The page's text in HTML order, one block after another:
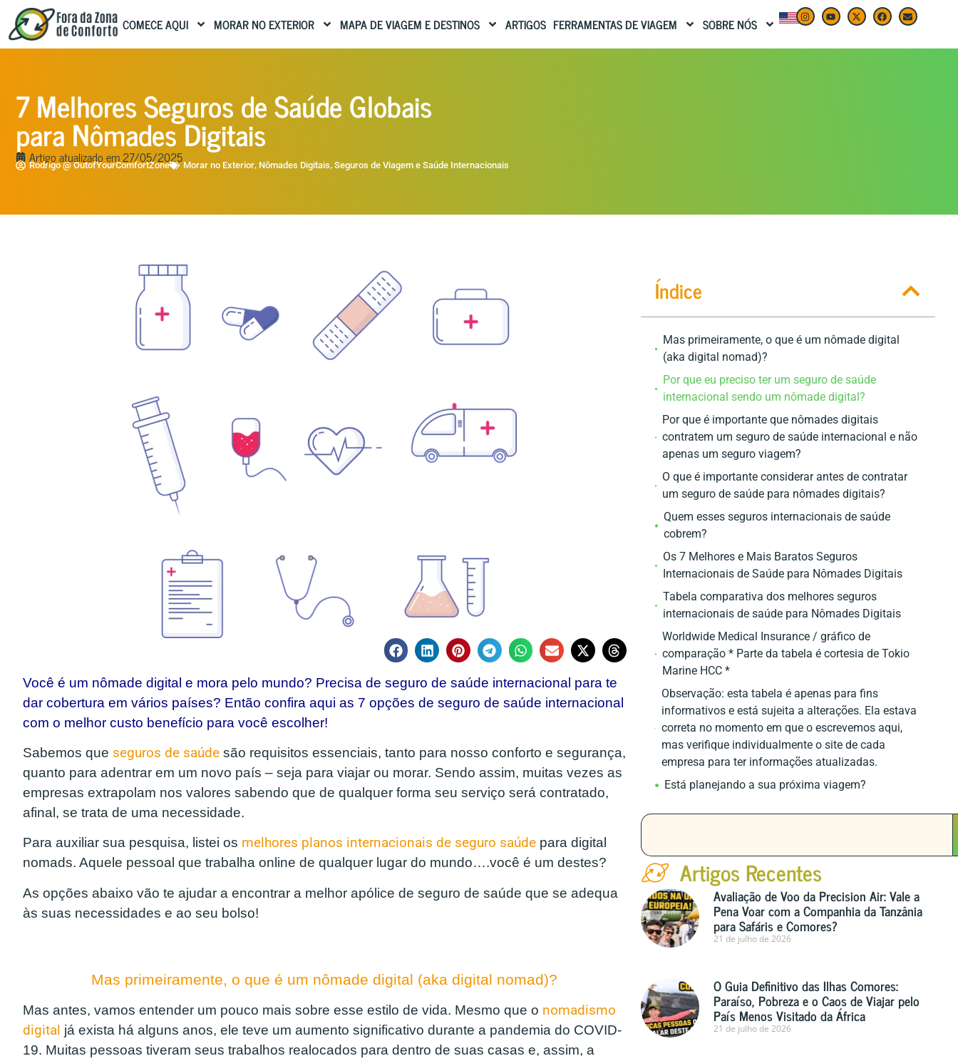
COMECE AQUI MORAR NO EXTERIOR MAPA DE VIAGEM E DESTINOS ARTIGOS FERRAMENTAS DE VIAGEM SOBRE NÓS
7 Melhores Seguros de Saúde Globais
para Nômades Digitais
Artigo atualizado em27/05/2025
Rodrigo @ OutofYourComfortZone Morar no Exterior, Nômades Digitais, Seguros de Viagem e Saúde Internacionais
Você é um nômade digital e mora pelo mundo? Precisa de seguro de saúde internacional para te
dar cobertura em vários países? Então confira aqui as 7 opções de seguro de saúde internacional
com o melhor custo benefício para você escolher!
Sabemos que seguros de saúde são requisitos essenciais, tanto para nosso conforto e segurança,
quanto para adentrar em um novo país – seja para viajar ou morar. Sendo assim, muitas vezes as
empresas extrapolam nos valores sabendo que de qualquer forma seu serviço será contratado,
afinal, se trata de uma necessidade.
Para auxiliar sua pesquisa, listei os melhores planos internacionais de seguro saúde para digital
nomads. Aquele pessoal que trabalha online de qualquer lugar do mundo….você é um destes?
As opções abaixo vão te ajudar a encontrar a melhor apólice de seguro de saúde que se adequa
às suas necessidades e ao seu bolso!
Mas primeiramente, o que é um nômade digital (aka digital nomad)?
Mas antes, vamos entender um pouco mais sobre esse estilo de vida. Mesmo que o nomadismo
digital já exista há alguns anos, ele teve um aumento significativo durante a pandemia do COVID-
19. Muitas pessoas tiveram seus trabalhos realocados para dentro de suas casas e, assim, a
Índice
Mas primeiramente, o que é um nômade digital
(aka digital nomad)?
Por que eu preciso ter um seguro de saúde
internacional sendo um nômade digital?
Por que é importante que nômades digitais
contratem um seguro de saúde internacional e não
apenas um seguro viagem?
O que é importante considerar antes de contratar
um seguro de saúde para nômades digitais?
Quem esses seguros internacionais de saúde
cobrem?
Os 7 Melhores e Mais Baratos Seguros
Internacionais de Saúde para Nômades Digitais
Tabela comparativa dos melhores seguros
internacionais de saúde para Nômades Digitais
Worldwide Medical Insurance / gráfico de
comparação * Parte da tabela é cortesia de Tokio
Marine HCC *
Observação: esta tabela é apenas para fins
informativos e está sujeita a alterações. Ela estava
correta no momento em que o escrevemos aqui,
mas verifique individualmente o site de cada
empresa para ter informações atualizadas.
Está planejando a sua próxima viagem?
Artigos Recentes
Avaliação de Voo da Precision Air: Vale a
Pena Voar com a Companhia da Tanzânia
para Safáris e Comores?
21 de julho de 2026
O Guia Definitivo das Ilhas Comores:
Paraíso, Pobreza e o Caos de Viajar pelo
País Menos Visitado da África
21 de julho de 2026